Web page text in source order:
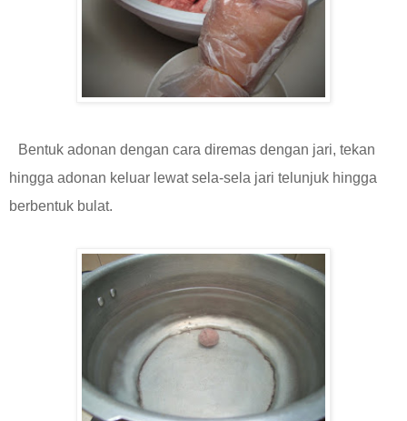
Bentuk adonan dengan cara diremas dengan jari, tekan
hingga adonan keluar lewat sela-sela jari telunjuk hingga
berbentuk bulat.